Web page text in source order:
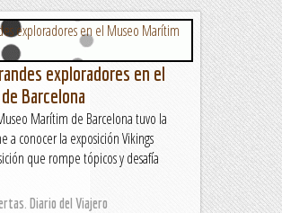
exploradores en el
Barcelona
Marítim de Barcelona tuvo la
a conocer la exposición Vikings
que rompe tópicos y desafía
Diario del Viajero